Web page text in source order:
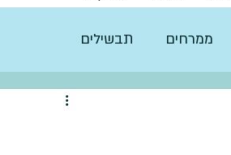
ממרחים תבשילים